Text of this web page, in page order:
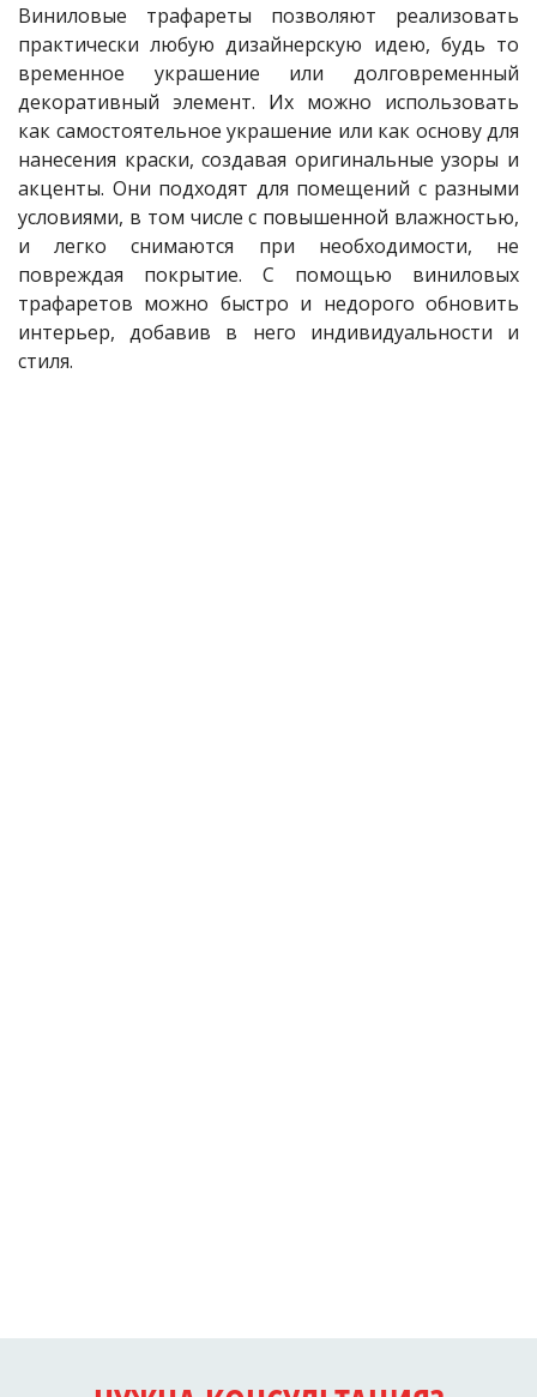
Виниловые трафареты позволяют реализовать
практически любую дизайнерскую идею, будь то
временное украшение или долговременный
декоративный элемент. Их можно использовать
как самостоятельное украшение или как основу для
нанесения краски, создавая оригинальные узоры и
акценты. Они подходят для помещений с разными
условиями, в том числе с повышенной влажностью,
и легко снимаются при необходимости, не
повреждая покрытие. С помощью виниловых
трафаретов можно быстро и недорого обновить
интерьер, добавив в него индивидуальности и
стиля.